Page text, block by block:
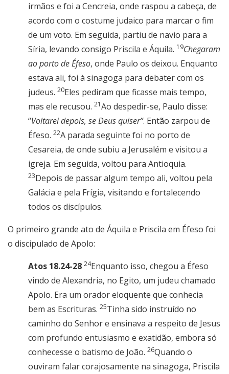
irmãos e foi a Cencreia, onde raspou a cabeça, de
acordo com o costume judaico para marcar o fim
de um voto. Em seguida, partiu de navio para a
Síria, levando consigo Priscila e Áquila. 19Chegaram
ao porto de Éfeso, onde Paulo os deixou. Enquanto
estava ali, foi à sinagoga para debater com os
judeus. 20Eles pediram que ficasse mais tempo,
mas ele recusou. 21Ao despedir-se, Paulo disse:
“Voltarei depois, se Deus quiser”. Então zarpou de
Éfeso. 22A parada seguinte foi no porto de
Cesareia, de onde subiu a Jerusalém e visitou a
igreja. Em seguida, voltou para Antioquia.
23Depois de passar algum tempo ali, voltou pela
Galácia e pela Frígia, visitando e fortalecendo
todos os discípulos.
O primeiro grande ato de Áquila e Priscila em Éfeso foi
o discipulado de Apolo:
Atos 18.24-28 24Enquanto isso, chegou a Éfeso
vindo de Alexandria, no Egito, um judeu chamado
Apolo. Era um orador eloquente que conhecia
bem as Escrituras. 25Tinha sido instruído no
caminho do Senhor e ensinava a respeito de Jesus
com profundo entusiasmo e exatidão, embora só
conhecesse o batismo de João. 26Quando o
ouviram falar corajosamente na sinagoga, Priscila